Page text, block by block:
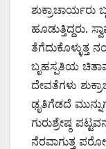
ಶುಕ್ರಾಚಾರ್ಯರು
ಹೂಡುತ್ತಿದ್ದರು.
ತೆಗೆದುಕೊಳ್ಳುತ್ತ
ಬೃಹಸ್ಪತಿಯ
ದೇವತೆಗಳು
ಢೃತಿಗೆಡದೆ
ಗುರುಶ್ರೇಷ್ಠ
ನೆರವಾಗುತ್ತ